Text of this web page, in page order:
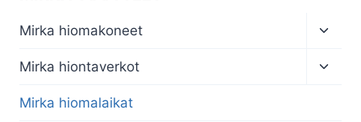
Mirka hiomakoneet
menu
Mirka hiontaverkot
Mirka hiomalaikat